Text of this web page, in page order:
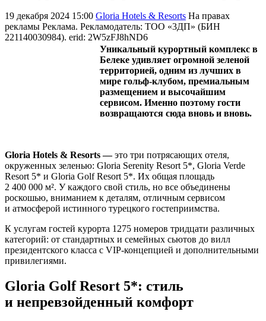
19 декабря 2024 15:00 Gloria Hotels & Resorts На правах
рекламы Реклама. Рекламодатель: ТОО «3ДП» (БИН
221140030984). erid: 2W5zFJ8hND6
Уникальный курортный комплекс в
Белеке удивляет огромной зеленой
территорией, одним из лучших в
мире гольф-клубом, премиальным
размещением и высочайшим
сервисом. Именно поэтому гости
возвращаются сюда вновь и вновь.
Gloria Hotels & Resorts —это три потрясающих отеля,
окруженных зеленью: Gloria Serenity Resort 5*, Gloria Verde
Resort 5* и Gloria Golf Resort 5*. Их общая площадь
2 400 000 м². У каждого свой стиль, но все объединены
роскошью, вниманием к деталям, отличным сервисом
и атмосферой истинного турецкого гостеприимства.
К услугам гостей курорта 1275 номеров тридцати различных
категорий: от стандартных и семейных сьютов до вилл
президентского класса с VIP-концепцией и дополнительными
привилегиями.
Gloria Golf Resort 5*: стиль
и непревзойденный комфорт